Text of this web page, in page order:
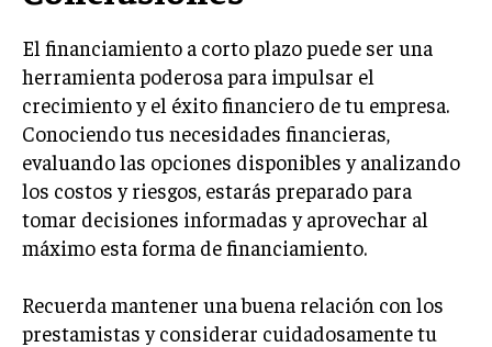
El financiamiento a corto plazo puede ser una
herramienta poderosa para impulsar el
crecimiento y el éxito financiero de tu empresa.
Conociendo tus necesidades financieras,
evaluando las opciones disponibles y analizando
los costos y riesgos, estarás preparado para
tomar decisiones informadas y aprovechar al
máximo esta forma de financiamiento.
Recuerda mantener una buena relación con los
prestamistas y considerar cuidadosamente tu